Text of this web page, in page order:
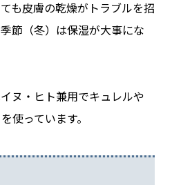
も皮膚の乾燥がトラブルを招
節（冬）は保湿が大事にな
ヌ・ヒト兼用でキュレルや
使っています。